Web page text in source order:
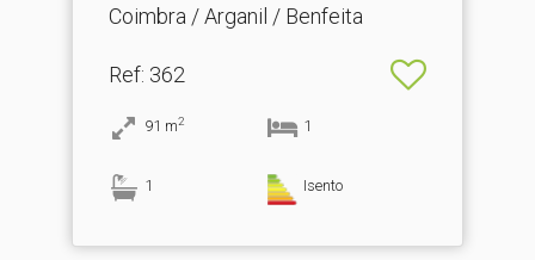
Coimbra / Arganil / Benfeita
Ref: 362
91 m2 1
1 Isento